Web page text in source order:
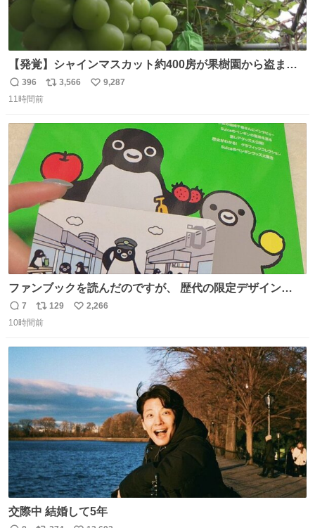
【発覚】シャインマスカット約400房が果樹園から盗まれ
る 栃木・佐野市 news.livedoor.com/article/detail… 被害
に遭った果樹園には防犯カメラなどはなく、シャインマス
今年に入って同様の被害は確認されておらず、警察はパト
ロールを強化する。
返
信
396
リ
3,566
い
9,287
11時間前
ファンブックを読んだのですが、 歴代の限定デザイン
Suicaの中に、私のSuicaが載ってないのです。 これは、
たしか2008〜2010年くらいにいただきました。 オークシ
返
信
7
リ
ポ
129
い
2,266
10時間前
交際中 結婚して5年